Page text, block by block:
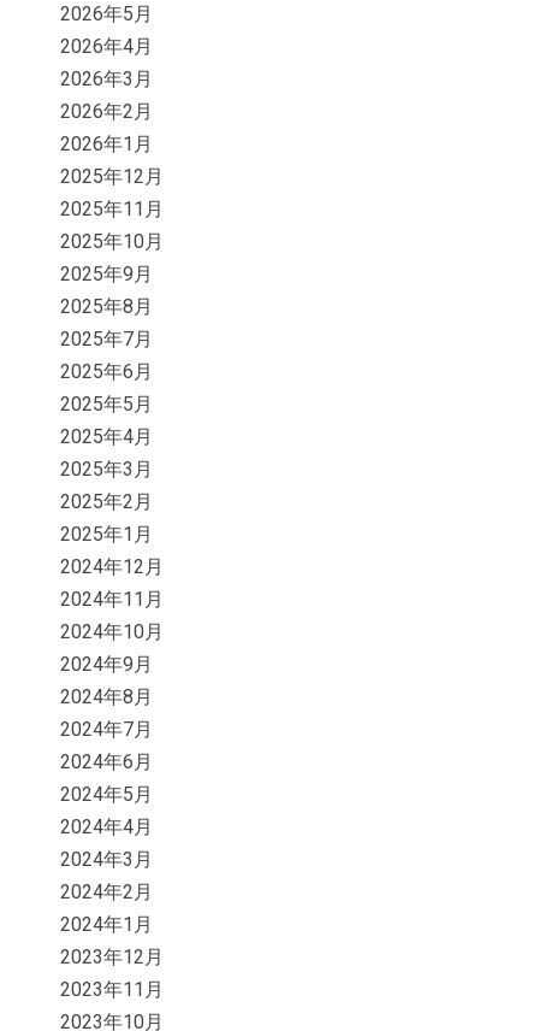
2026年5月
2026年4月
2026年3月
2026年2月
2026年1月
2025年12月
2025年11月
2025年10月
2025年9月
2025年8月
2025年7月
2025年6月
2025年5月
2025年4月
2025年3月
2025年2月
2025年1月
2024年12月
2024年11月
2024年10月
2024年9月
2024年8月
2024年7月
2024年6月
2024年5月
2024年4月
2024年3月
2024年2月
2024年1月
2023年12月
2023年11月
2023年10月